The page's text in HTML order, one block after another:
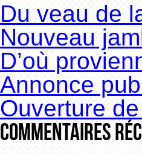
Du veau de
Nouveau
D’où
Annonce
Ouverture
Commentaires